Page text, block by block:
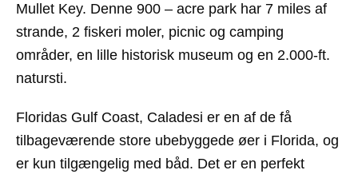
Mullet Key. Denne 900 – acre park har 7 miles af
strande, 2 fiskeri moler, picnic og camping
områder, en lille historisk museum og en 2.000-ft.
natursti.
Floridas Gulf Coast, Caladesi er en af de få
tilbageværende store ubebyggede øer i Florida, og
er kun tilgængelig med båd. Det er en perfekt